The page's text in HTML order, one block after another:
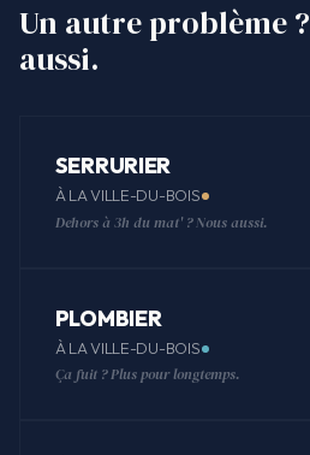
Un autre problème ?
aussi.
SERRURIER
À LA VILLE-DU-BOIS
Dehors à 3h du mat' ? Nous aussi.
PLOMBIER
À LA VILLE-DU-BOIS
Ça fuit ? Plus pour longtemps.